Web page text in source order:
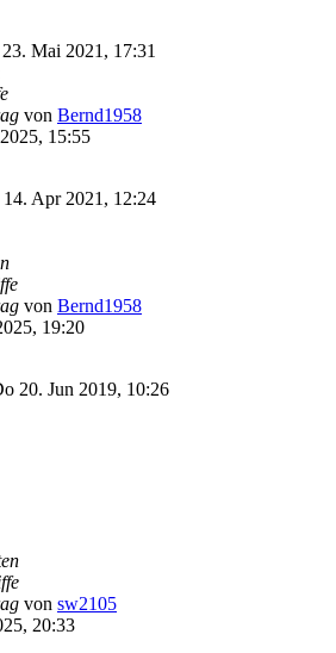
23. Mai 2021, 17:31
von Bernd1958
15:55
Apr 2021, 12:24
von Bernd1958
19:20
20. Jun 2019, 10:26
von sw2105
20:33